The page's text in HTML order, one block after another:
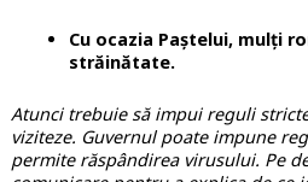
Cu ocazia Paștelui, mulți
străinătate.
Atunci trebuie să impui reguli
viziteze. Guvernul poate impune
permite răspândirea virusului. Pe